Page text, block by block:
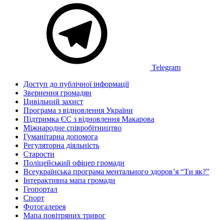
Telegram
Доступ до публічної інформації
Звернення громадян
Цивільний захист
Програма з відновлення України
Підтримка ЄС з відновлення Макарова
Міжнародне співробітництво
Гуманітарна допомога
Регуляторна діяльність
Старости
Поліцейський офіцер громади
Всеукраїнська програма ментального здоров’я “Ти як?”
Інтерактивна мапа громади
Геопортал
Спорт
Фотогалерея
Мапа повітряних тривог